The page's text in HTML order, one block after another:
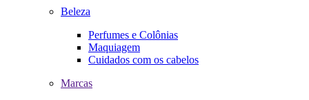
Beleza
Perfumes e Colônias
Maquiagem
Cuidados com os cabelos
Marcas